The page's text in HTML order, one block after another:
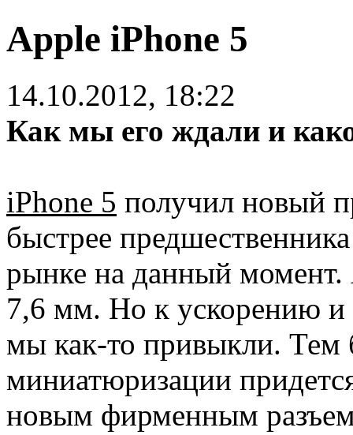
Apple iPhone 5
14.10.2012, 18:22
Как мы его ждали и
iPhone 5 получил новый
быстрее
рынке на данный
7,6 мм. Но к ускорению и
мы как-то привыкли. Тем
миниатюризации
новым фирменным